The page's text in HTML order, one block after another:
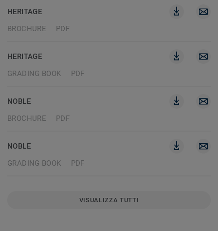
HERITAGE
BROCHURE
PDF
HERITAGE
GRADING BOOK
PDF
NOBLE
BROCHURE
PDF
NOBLE
GRADING BOOK
PDF
VISUALIZZA TUTTI